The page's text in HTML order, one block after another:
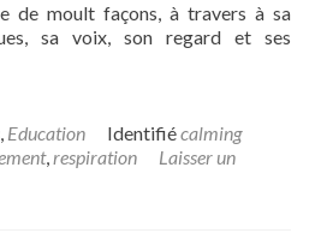
de moult façons, à travers à sa
sa voix, son regard et ses
, Education Identifiécalming
,respiration
Laisser un